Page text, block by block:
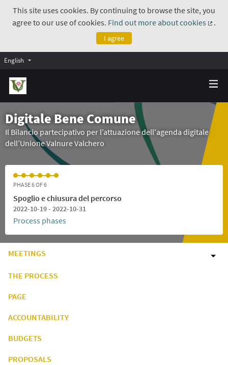
This site uses cookies. By continuing to browse the site, you
agree to our use of cookies. Find out more about cookies
.
I agree
English
Digitale Bene Comune
Il Bilancio partecipativo per l’attuazione dell'agenda digitale
dell’Unione Valnure Valchero
PHASE 6 OF 6
Spoglio e chiusura del percorso
2022-10-19 - 2022-10-31
Process phases
MEETINGS
THE PROCESS
PAGE
ACCOUNTABILITY
BUDGETS
PROPOSALS